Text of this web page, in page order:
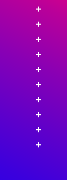
+
+
+
+
+
+
+
+
+
+